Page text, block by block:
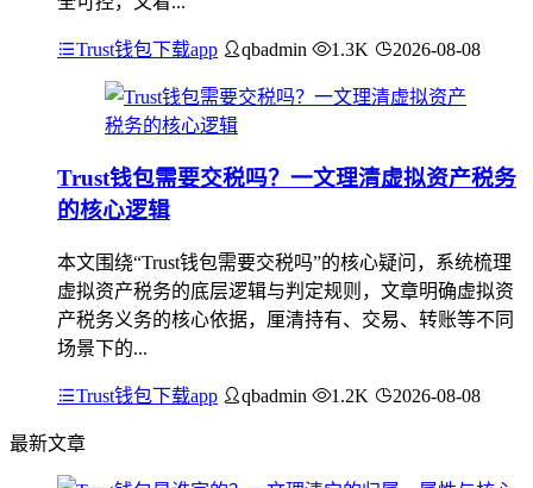
Trust钱包下载app qbadmin 1.3K 2026-08-08
Trust钱包需要交税吗？一文理清虚拟资产税务
的核心逻辑
本文围绕“Trust钱包需要交税吗”的核心疑问，系统梳理
虚拟资产税务的底层逻辑与判定规则，文章明确虚拟资
产税务义务的核心依据，厘清持有、交易、转账等不同
场景下的...
Trust钱包下载app qbadmin 1.2K 2026-08-08
最新文章